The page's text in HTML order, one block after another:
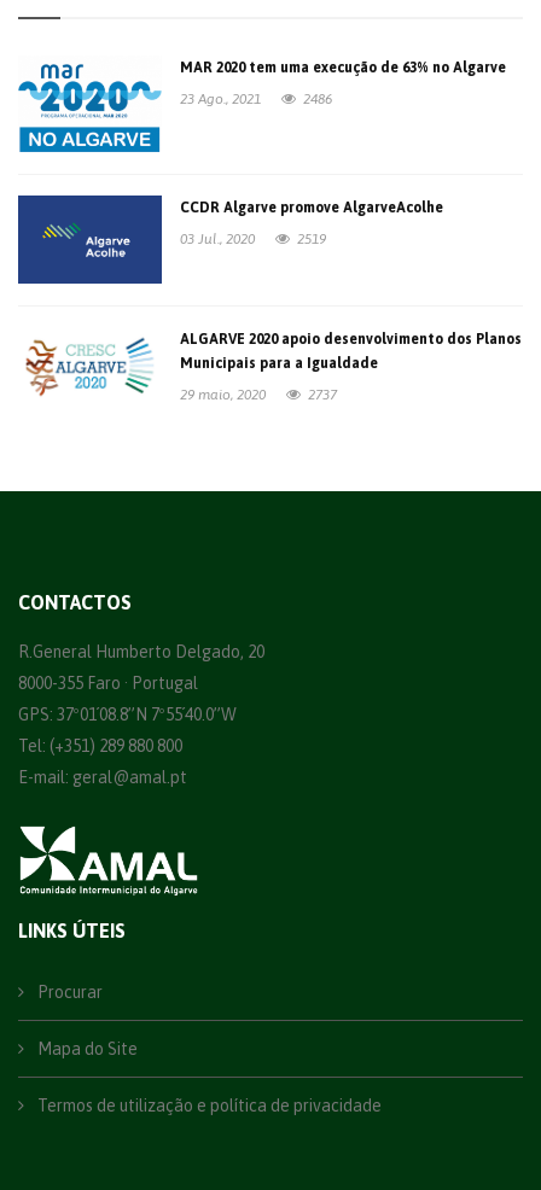
MAR 2020 tem uma execução de 63% no Algarve
23 Ago., 2021
2486
CCDR Algarve promove AlgarveAcolhe
03 Jul., 2020
2519
ALGARVE 2020 apoio desenvolvimento dos Planos
Municipais para a Igualdade
29 maio, 2020
2737
CONTACTOS
R.General Humberto Delgado, 20
8000-355 Faro · Portugal
GPS: 37º01´08.8”N 7º55´40.0”W
Tel: (+351) 289 880 800
E-mail: geral@amal.pt
LINKS ÚTEIS
Procurar
Mapa do Site
Termos de utilização e política de privacidade